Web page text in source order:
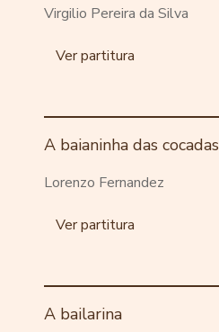
Virgilio Pereira da Silva
Ver partitura
A baianinha das cocadas
Lorenzo Fernandez
Ver partitura
A bailarina